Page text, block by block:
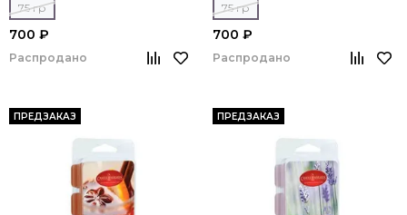
75 гр
700 ₽
Распродано
75 гр
700 ₽
Распродано
ПРЕДЗАКАЗ ПРЕДЗАКАЗ